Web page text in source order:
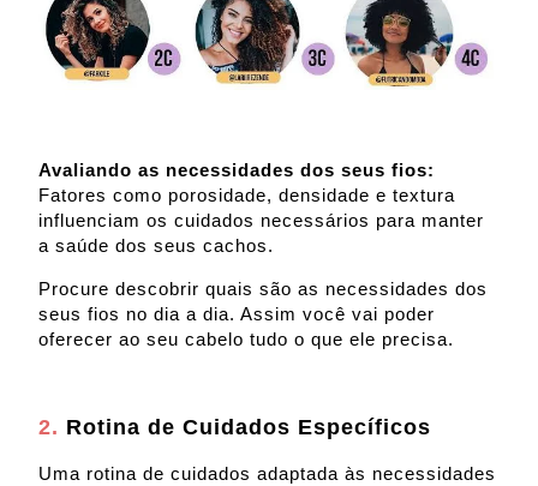
Avaliando as necessidades dos seus fios:
Fatores como porosidade, densidade e textura
influenciam os cuidados necessários para manter
a saúde dos seus cachos.
Procure descobrir quais são as necessidades dos
seus fios no dia a dia. Assim você vai poder
oferecer ao seu cabelo tudo o que ele precisa.
2. Rotina de Cuidados Específicos
Uma rotina de cuidados adaptada às necessidades